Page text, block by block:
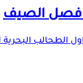
الطحالب